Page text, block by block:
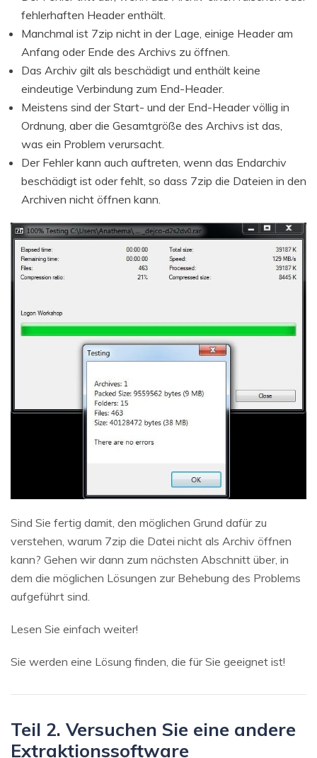
fehlerhaften Header enthält.
Manchmal ist 7zip nicht in der Lage, einige Header am
Anfang oder Ende des Archivs zu öffnen.
Das Archiv gilt als beschädigt und enthält keine
eindeutige Verbindung zum End-Header.
Meistens sind der Start- und der End-Header völlig in
Ordnung, aber die Gesamtgröße des Archivs ist das,
was ein Problem verursacht.
Der Fehler kann auch auftreten, wenn das Endarchiv
beschädigt ist oder fehlt, so dass 7zip die Dateien in den
Archiven nicht öffnen kann.
Sind Sie fertig damit, den möglichen Grund dafür zu
verstehen, warum 7zip die Datei nicht als Archiv öffnen
kann? Gehen wir dann zum nächsten Abschnitt über, in
dem die möglichen Lösungen zur Behebung des Problems
aufgeführt sind.
Lesen Sie einfach weiter!
Sie werden eine Lösung finden, die für Sie geeignet ist!
Teil 2. Versuchen Sie eine andere
Extraktionssoftware